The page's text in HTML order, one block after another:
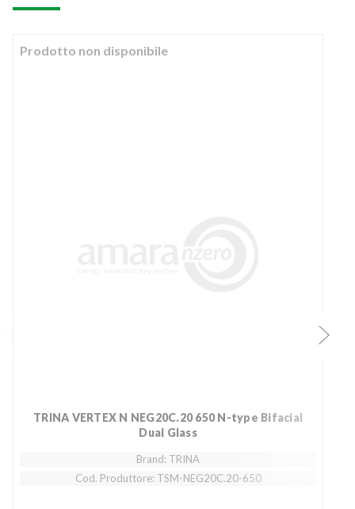
Prodotto non disponibile
TRINA VERTEX N NEG20C.20 650 N-type Bifacial
Dual Glass
Brand: TRINA
Cod. Produttore: TSM-NEG20C.20-650